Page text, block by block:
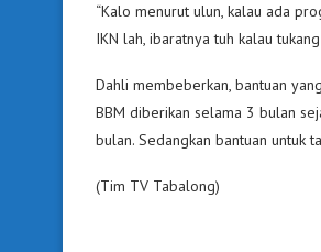
“Kalo menurut ulun, kalau ada
IKN lah, ibaratnya tuh kalau
Dahli membeberkan, bantuan
BBM diberikan selama 3 bulan
bulan. Sedangkan bantuan untuk
(Tim TV Tabalong)